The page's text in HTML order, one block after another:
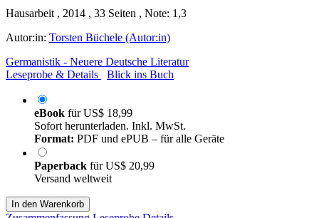
Hausarbeit , 2014 , 33 Seiten , Note: 1,3
Autor:in: Torsten Büchele (Autor:in)
Germanistik - Neuere Deutsche Literatur
Leseprobe & Details
Blick ins Buch
eBook fürUS$ 18,99
Sofort herunterladen. Inkl. MwSt.
Format: PDF und ePUB – für alle Geräte
Paperback fürUS$ 20,99
Versand weltweit
In den Warenkorb